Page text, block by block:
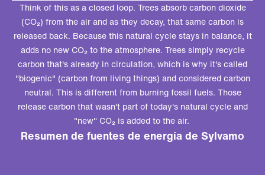
Think of this as a closed loop. Trees absorb carbon dioxide
(CO₂) from the air and as they decay, that same carbon is
released back. Because this natural cycle stays in balance, it
adds no new CO₂ to the atmosphere. Trees simply recycle
carbon that's already in circulation, which is why it's called
"biogenic" (carbon from living things) and considered carbon
neutral. This is different from burning fossil fuels. Those
release carbon that wasn't part of today's natural cycle and
"new" CO₂ is added to the air.
Resumen de fuentes de energía de Sylvamo